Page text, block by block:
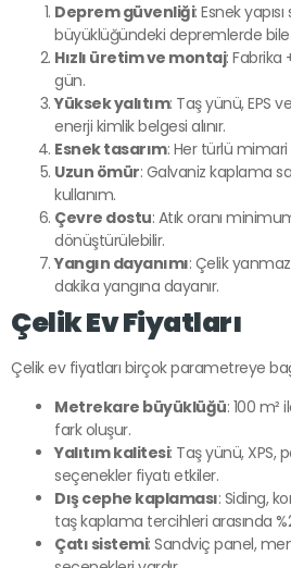
Deprem güvenliği: Esnek
büyüklüğündeki depremlerde bile
Hızlı üretim ve montaj:
gün.
Yüksek yalıtım: Taş yünü, EPS
enerji kimlik belgesi alınır.
Esnek tasarım: Her türlü
Uzun ömür: Galvaniz kaplama
kullanım.
Çevre dostu: Atık oranı
dönüştürülebilir.
Yangın dayanımı: Çelik
dakika yangına dayanır.
Çelik Ev Fiyatları
Çelik ev fiyatları birçok parametreye
Metrekare büyüklüğü: 100 m²
fark oluşur.
Yalıtım kalitesi: Taş yünü, XPS,
seçenekler fiyatı etkiler.
Dış cephe kaplaması: Siding,
taş kaplama tercihleri arasında
Çatı sistemi: Sandviç panel,